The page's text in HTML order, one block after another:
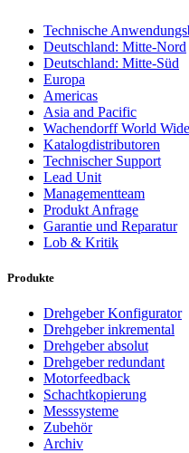
Technische
Deutschland: Mitte-Nord
Deutschland: Mitte-Süd
Europa
Americas
Asia and Pacific
Wachendorff World Wide
Katalogdistributoren
Technischer Support
Lead Unit
Managementteam
Produkt Anfrage
Garantie und Reparatur
Lob & Kritik
Produkte
Drehgeber Konfigurator
Drehgeber inkremental
Drehgeber absolut
Drehgeber redundant
Motorfeedback
Schachtkopierung
Messsysteme
Zubehör
Archiv